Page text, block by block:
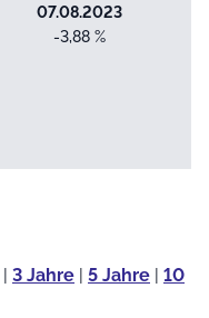
07.08.2023
-3,88 %
| 3 Jahre | 5 Jahre | 10